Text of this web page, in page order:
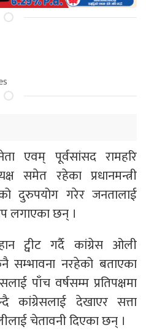
एवम् पूर्वसांसद रामहरि
समेत रहेका प्रधानमन्त्री
दुरुपयोग गरेर जनतालाई
लगाएका छन् ।
ट्वीट गर्दै कांग्रेस ओली
सम्भावना नरहेको बताएका
पाँच वर्षसम्म प्रतिपक्षमा
कांग्रेसलाई देखाएर सत्ता
चेतावनी दिएका छन् ।